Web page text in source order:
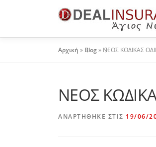
Αρχική » Blog» ΝΕΟΣ ΚΩΔΙΚΑΣ
ΝΕΟΣ
ΑΝΑΡΤΉΘΗΚΕ ΣΤΙΣ 19/06/